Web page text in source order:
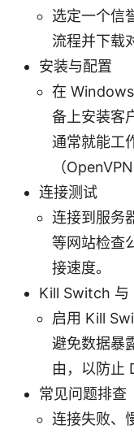
选定一个信
流程并下载
安装与配置
在
备上安装客
通常就能工
（
连接测试
连接到服务
等网站检查
接速度。
Kill Switch 与
启用 Kill
避免数据暴
由，以防止
常见问题排查
连接失败、